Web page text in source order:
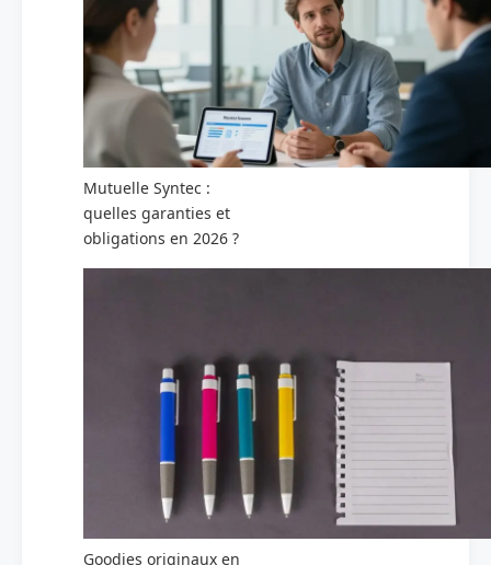
Mutuelle Syntec :
quelles garanties et
obligations en 2026 ?
Goodies originaux en